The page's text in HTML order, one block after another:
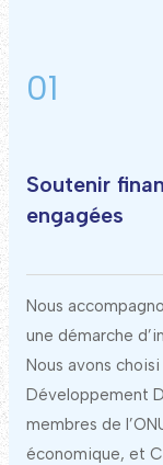
01
Soutenir
engagées
Nous
une démarche
Nous avons
Développement
membres de
économique, et